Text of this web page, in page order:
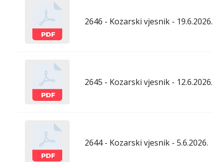
2646 - Kozarski vjesnik - 19.6.2026.
2645 - Kozarski vjesnik - 12.6.2026.
2644 - Kozarski vjesnik - 5.6.2026.